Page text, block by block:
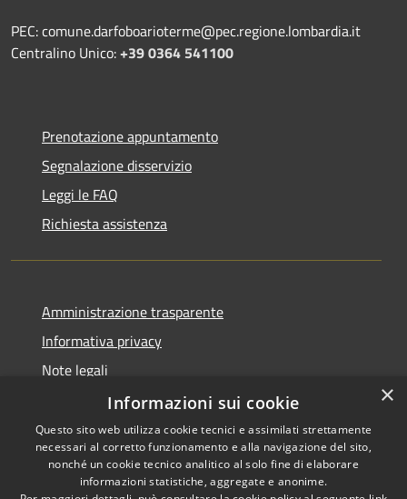
PEC: comune.darfoboarioterme@pec.regione.lombardia.it
Centralino Unico:+39 0364 541100
Prenotazione appuntamento
Segnalazione disservizio
Leggi le FAQ
Richiesta assistenza
Amministrazione trasparente
Informativa privacy
Note legali
Dichiarazione di accessibilità
RSS Copyright © 2026 • Comune di
×
Informazioni sui cookie
Questo sito web utilizza cookie tecnici e assimilati strettamente
necessari al corretto funzionamento e alla navigazione del sito,
nonché un cookie tecnico analitico al solo fine di elaborare
informazioni statistiche, aggregate e anonime.